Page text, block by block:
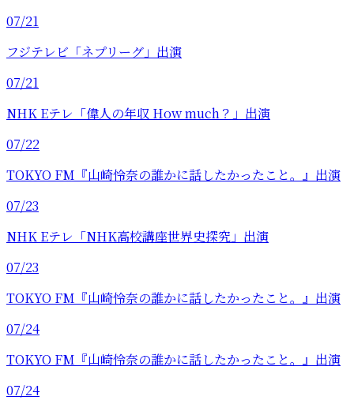
07/21
フジテレビ「ネプリーグ」出演
07/21
NHK Eテレ「偉人の年収 How much？」出演
07/22
TOKYO FM『山崎怜奈の誰かに話したかったこと。』出演
07/23
NHK Eテレ「NHK高校講座世界史探究」出演
07/23
TOKYO FM『山崎怜奈の誰かに話したかったこと。』出演
07/24
TOKYO FM『山崎怜奈の誰かに話したかったこと。』出演
07/24